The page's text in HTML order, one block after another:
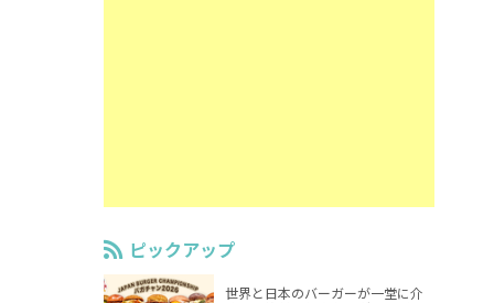
ピックアップ
世界と日本のバーガーが一堂に介